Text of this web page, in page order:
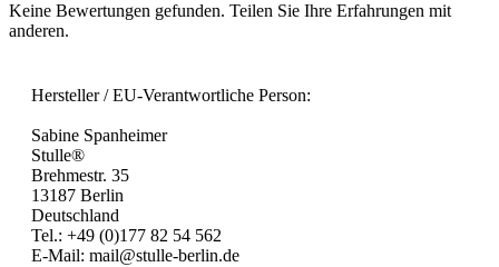
Keine Bewertungen gefunden. Teilen Sie Ihre Erfahrungen mit
anderen.
Hersteller / EU-Verantwortliche Person:
Sabine Spanheimer
Stulle®
Brehmestr. 35
13187 Berlin
Deutschland
Tel.: +49 (0)177 82 54 562
E-Mail: mail@stulle-berlin.de